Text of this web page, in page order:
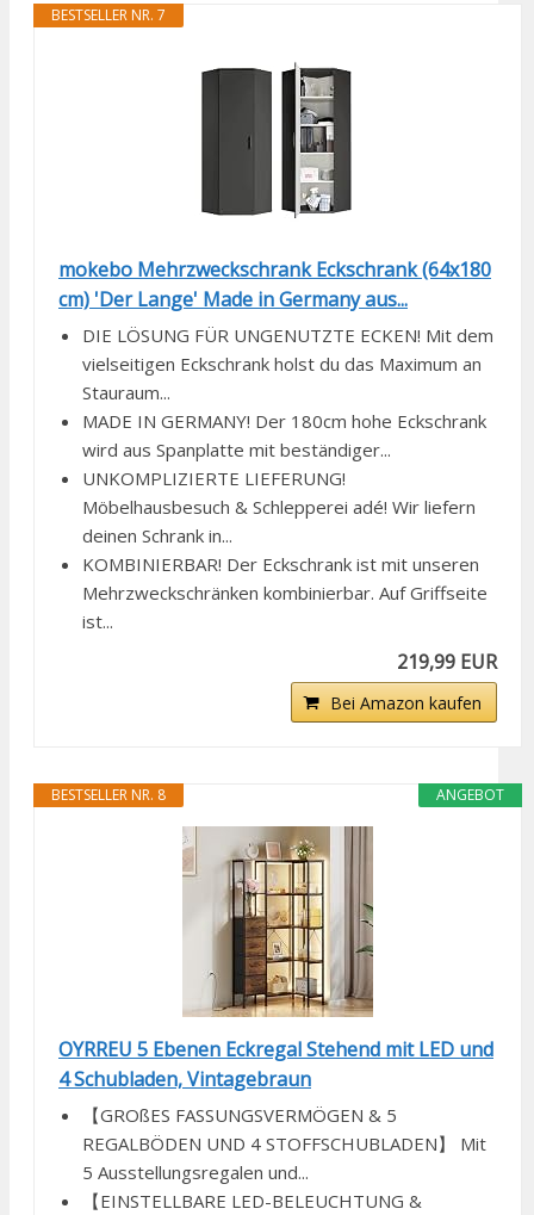
BESTSELLER NR. 7
mokebo Mehrzweckschrank Eckschrank (64x180
cm) 'Der Lange' Made in Germany aus...
DIE LÖSUNG FÜR UNGENUTZTE ECKEN! Mit dem
vielseitigen Eckschrank holst du das Maximum an
Stauraum...
MADE IN GERMANY! Der 180cm hohe Eckschrank
wird aus Spanplatte mit beständiger...
UNKOMPLIZIERTE LIEFERUNG!
Möbelhausbesuch & Schlepperei adé! Wir liefern
deinen Schrank in...
KOMBINIERBAR! Der Eckschrank ist mit unseren
Mehrzweckschränken kombinierbar. Auf Griffseite
ist...
219,99 EUR
Bei Amazon kaufen
ANGEBOT
BESTSELLER NR. 8
OYRREU 5 Ebenen Eckregal Stehend mit LED und
4 Schubladen, Vintagebraun
【GROßES FASSUNGSVERMÖGEN & 5
REGALBÖDEN UND 4 STOFFSCHUBLADEN】 Mit
5 Ausstellungsregalen und...
【EINSTELLBARE LED-BELEUCHTUNG &